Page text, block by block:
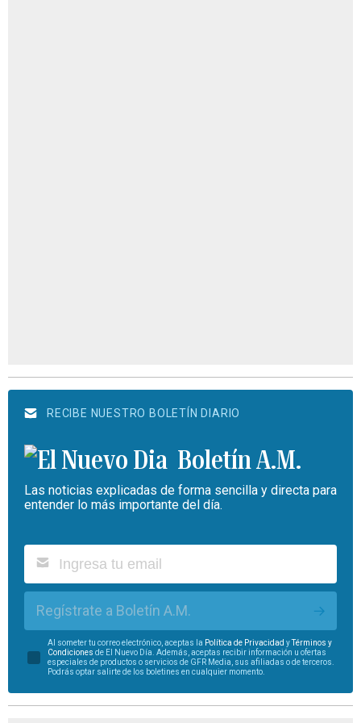
RECIBE NUESTRO BOLETÍN DIARIO
Boletín A.M.
Las noticias explicadas de forma sencilla y directa para
entender lo más importante del día.
Regístrate a Boletín A.M.
Al someter tu correo electrónico, aceptas la Política de Privacidad yTérminos y
Condiciones de El Nuevo Día. Además, aceptas recibir información u ofertas
especiales de productos o servicios de GFR Media, sus afiliadas o de terceros.
Podrás optar salirte de los boletines en cualquier momento.